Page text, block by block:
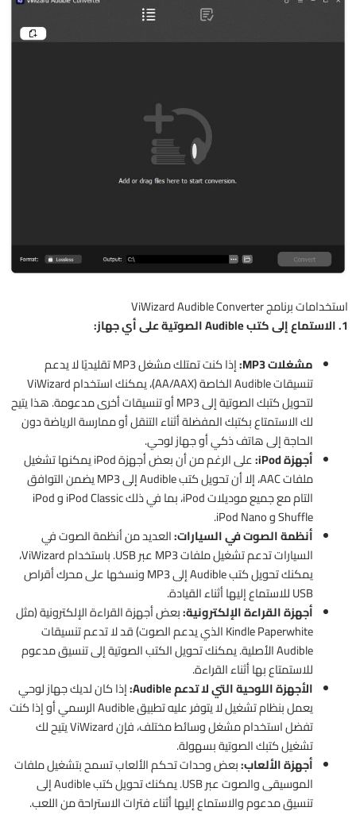
استخدامات برنامج ViWizard Audible Converter
1. الاستماع إلى كتب Audible الصوتية على أي جهاز:
مشغلات MP3:
إذا كنت تمتلك مشغل MP3 تقليديًا لا يدعم
تنسيقات Audible الخاصة (AA/AAX)، يمكنك استخدام ViWizard
لتحويل كتبك الصوتية إلى MP3 أو تنسيقات أخرى مدعومة. هذا يتيح
لك الاستمتاع بكتبك المفضلة أثناء التنقل أو ممارسة الرياضة دون
الحاجة إلى هاتف ذكي أو جهاز لوحي.
أجهزة iPod:
على الرغم من أن بعض أجهزة iPod يمكنها تشغيل
ملفات AAC، إلا أن تحويل كتب Audible إلى MP3 يضمن التوافق
التام مع جميع موديلات iPod، بما في ذلك iPod Classic و iPod
Shuffle و iPod Nano.
أنظمة الصوت في السيارات:العديد من أنظمة الصوت في
السيارات تدعم تشغيل ملفات MP3 عبر USB. باستخدام ViWizard،
يمكنك تحويل كتب Audible إلى MP3 ونسخها على محرك أقراص
USB للاستماع إليها أثناء القيادة.
أجهزة القراءة الإلكترونية:بعض أجهزة القراءة الإلكترونية (مثل
Kindle Paperwhite الذي يدعم الصوت) قد لا تدعم تنسيقات
Audible الأصلية. يمكنك تحويل الكتب الصوتية إلى تنسيق مدعوم
للاستمتاع بها أثناء القراءة.
الأجهزة اللوحية التي لا تدعم Audible:
إذا كان لديك جهاز لوحي
يعمل بنظام تشغيل لا يتوفر عليه تطبيق Audible الرسمي أو إذا كنت
تفضل استخدام مشغل وسائط مختلف، فإن ViWizard يتيح لك
تشغيل كتبك الصوتية بسهولة.
أجهزة الألعاب:بعض وحدات تحكم الألعاب تسمح بتشغيل ملفات
الموسيقى والصوت عبر USB. يمكنك تحويل كتب Audible إلى
تنسيق مدعوم والاستماع إليها أثناء فترات الاستراحة من اللعب.